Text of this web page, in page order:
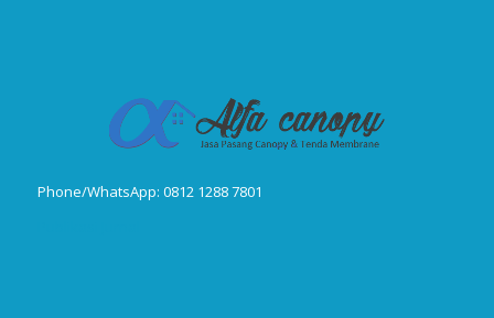
Phone/WhatsApp: 0812 1288 7801